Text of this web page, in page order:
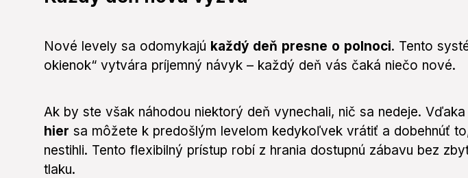
Nové levely sa odomykajú každý deň presne o polnoci. Tento
okienok“ vytvára príjemný návyk – každý deň vás čaká niečo nové.
Ak by ste však náhodou niektorý deň vynechali, nič sa nedeje. Vďaka
hier sa môžete k predošlým levelom kedykoľvek vrátiť a dobehnúť
nestihli. Tento flexibilný prístup robí z hrania dostupnú zábavu bez
tlaku.